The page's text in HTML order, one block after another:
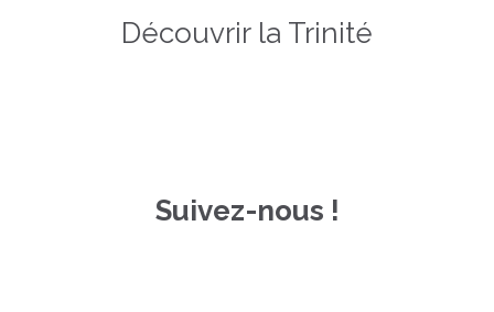
Découvrir la Trinité
Suivez-nous !